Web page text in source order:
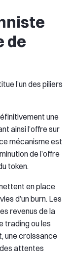
de
l’un des piliers
une
ainsi l’offre sur
mécanisme est
de l’offre
token.
en place
d’un burn. Les
revenus de la
trading ou les
une croissance
attentes